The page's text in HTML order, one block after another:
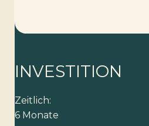
INVESTITION
Zeitlich:
6 Monate